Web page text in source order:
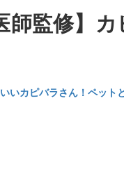
師監修】
いカピバラさん！ペット